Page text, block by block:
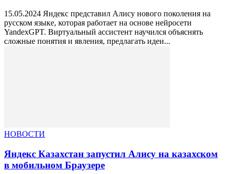
15.05.2024 Яндекс представил Алису нового поколения на
русском языке, которая работает на основе нейросети
YandexGPT. Виртуальный ассистент научился объяснять
сложные понятия и явления, предлагать идеи...
НОВОСТИ
Яндекс Казахстан запустил Алису на казахском
в мобильном Браузере